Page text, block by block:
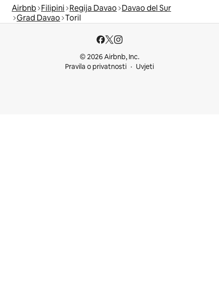
Airbnb Filipini Regija Davao Davao del Sur
Grad Davao Toril
© 2026 Airbnb, Inc.
Pravila o privatnosti
Uvjeti